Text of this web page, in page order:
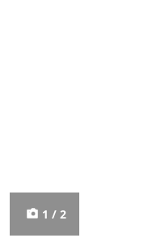
1 / 2